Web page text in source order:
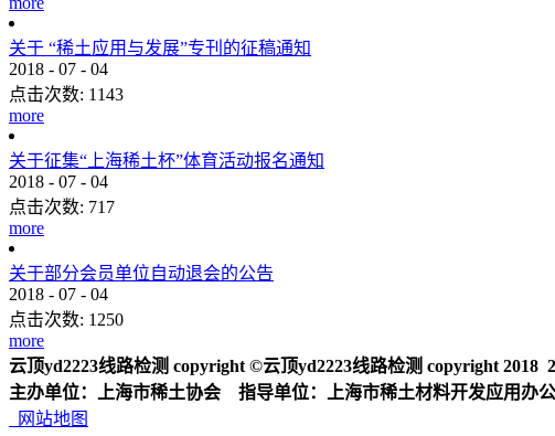
关于 “稀土应用与发展”专刊的征稿通知
2018 - 07 - 04
点击次数: 1143
more
关于征集“上海稀土杯”体育活动报名通知
2018 - 07 - 04
点击次数: 717
more
关于部分会员单位自动退会的公告
2018 - 07 - 04
点击次数: 1250
more
云顶yd2223线路检测 copyright ©云顶yd2223线路检测 copyright 2018
主办单位：上海市稀土协会 指导单位：上海市稀土材料开发应用办
网站地图